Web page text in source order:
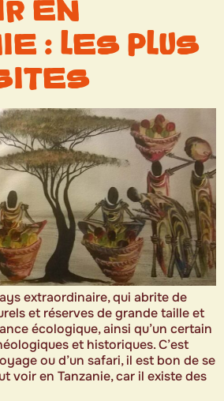
EN
: LES PLUS
extraordinaire, qui abrite de
et réserves de grande taille et
écologique, ainsi qu’un certain
et historiques. C’est
ou d’un safari, il est bon de se
voir en Tanzanie, car il existe des